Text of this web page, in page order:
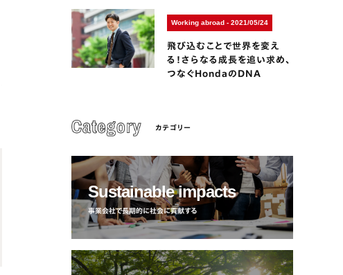
Working abroad - 2021/05/24
飛び込むことで世界を変え
る！さらなる成長を追い求め、
つなぐHondaのDNA
カテゴリー
Sustainable impacts
事業会社で長期的に社会に貢献する